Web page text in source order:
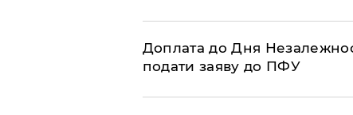
Доплата до Дня
подати заяву до ПФУ